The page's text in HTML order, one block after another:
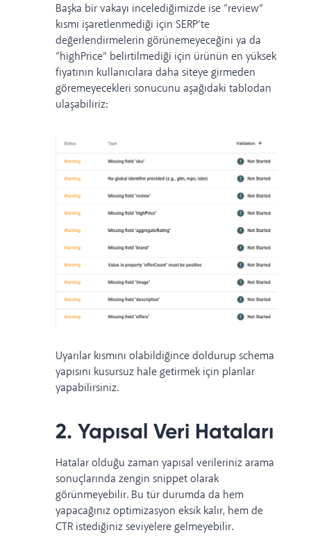
Başka bir vakayı incelediğimizde ise “review”
kısmı işaretlenmediği için SERP’te
değerlendirmelerin görünemeyeceğini ya da
“highPrice” belirtilmediği için ürünün en yüksek
fiyatının kullanıcılara daha siteye girmeden
göremeyecekleri sonucunu aşağıdaki tablodan
ulaşabiliriz:
Uyarılar kısmını olabildiğince doldurup schema
yapısını kusursuz hale getirmek için planlar
yapabilirsiniz.
2. Yapısal Veri Hataları
Hatalar olduğu zaman yapısal verileriniz arama
sonuçlarında zengin snippet olarak
görünmeyebilir. Bu tür durumda da hem
yapacağınız optimizasyon eksik kalır, hem de
CTR istediğiniz seviyelere gelmeyebilir.